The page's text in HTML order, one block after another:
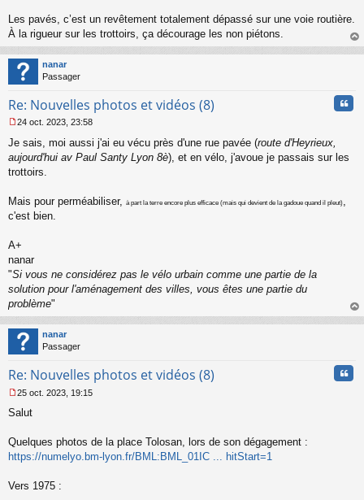
u
Les pavés, c’est un revêtement totalement dépassé sur une voie routière.
À la rigueur sur les trottoirs, ça décourage les non piétons.
au
nanar
Passager
Re: Nouvelles photos et vidéos (8)
e
s
s
e
n
n
u
24 oct. 2023, 23:58
Je sais, moi aussi j'ai eu vécu près d'une rue pavée (route d'Heyrieux,
aujourd'hui av Paul Santy Lyon 8è), et en vélo, j'avoue je passais sur les
trottoirs.
Mais pour perméabiliser, à part la terre encore plus efficace (mais qui devient de la gadoue quand il pleut)
c'est bien.
A+
nanar
"Si vous ne considérez pas le vélo urbain comme une partie de la
solution pour l'aménagement des villes, vous êtes une partie du
problème"
au
nanar
Passager
Re: Nouvelles photos et vidéos (8)
e
s
g
n
25 oct. 2023, 19:15
Salut
Quelques photos de la place Tolosan, lors de son dégagement :
https://numelyo.bm-lyon.fr/BML:BML_01IC ... hitStart=1
Vers 1975 :